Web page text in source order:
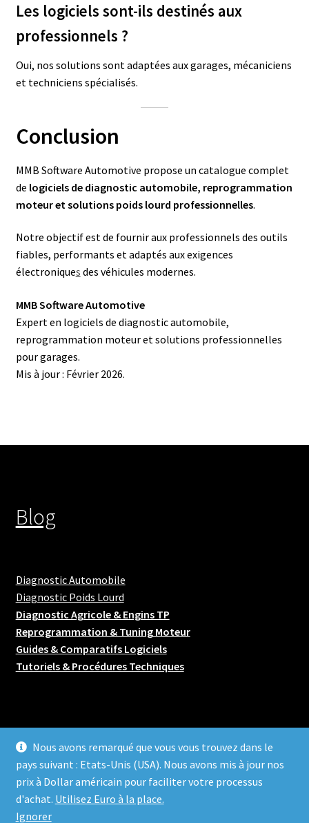
Les logiciels sont-ils destinés aux
professionnels ?
Oui, nos solutions sont adaptées aux garages, mécaniciens
et techniciens spécialisés.
Conclusion
MMB Software Automotive propose un catalogue complet
de logiciels de diagnostic automobile, reprogrammation
moteur et solutions poids lourd professionnelles.
Notre objectif est de fournir aux professionnels des outils
fiables, performants et adaptés aux exigences
électroniques des véhicules modernes.
MMB Software Automotive
Expert en logiciels de diagnostic automobile,
reprogrammation moteur et solutions professionnelles
pour garages.
Mis à jour : Février 2026.
Blog
Diagnostic Automobile
Diagnostic Poids Lourd
Diagnostic Agricole & Engins TP
Reprogrammation & Tuning Moteur
Guides & Comparatifs Logiciels
Tutoriels & Procédures Techniques
© MMB SOFTWARE AUTOMOTIVE 2026
Politique de confidentialité et Conditions Générales de
Ventes et d’utilisation – Mentions Légales
Built with
WooCommerce.
Nous avons remarqué que vous vous trouvez dans le
pays suivant : Etats-Unis (USA). Nous avons mis à jour nos
prix à Dollar américain pour faciliter votre processus
d'achat. Utilisez Euro à la place.
Ignorer